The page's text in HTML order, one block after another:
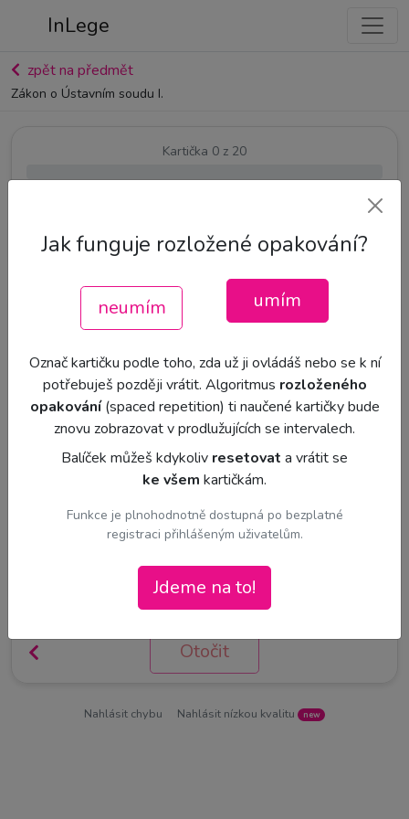
InLege
zpět na předmět
Zákon o Ústavním soudu I.
Kartička 0 z 20
Mobilní aplikaceInLegeje tady!
Loading...
Otočit
Nahlásit chybu Nahlásit nízkou kvalitu new
Jak funguje rozložené opakování?
neumím umím
Označ kartičku podle toho, zda už ji ovládáš nebo se k ní
potřebuješ později vrátit. Algoritmus rozloženého
opakování(spaced repetition) ti naučené kartičky bude
znovu zobrazovat v prodlužujících se intervalech.
Balíček můžeš kdykoliv resetovat a vrátit se
ke všem kartičkám.
Funkce je plnohodnotně dostupná po bezplatné
registraci přihlášeným uživatelům.
Jdeme na to!